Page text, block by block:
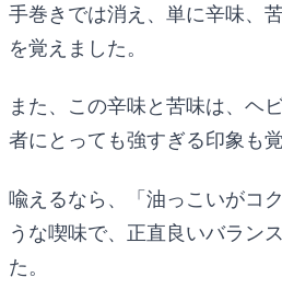
手巻きでは消え、単に辛味、
を覚えました。
また、この辛味と苦味は、ヘ
者にとっても強すぎる印象も覚
喩えるなら、「油っこいがコ
うな喫味で、正直良いバラン
た。